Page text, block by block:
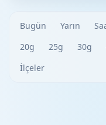
Bugün Yarın
20g
25g 30g
İlçeler